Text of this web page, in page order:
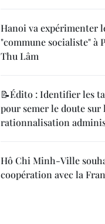
Hanoi va expérimenter
"commune socialiste" à
Thu Lâm
📝Édito : Identifier les
pour semer le doute sur
rationnalisation
Hô Chi Minh-Ville
coopération avec la